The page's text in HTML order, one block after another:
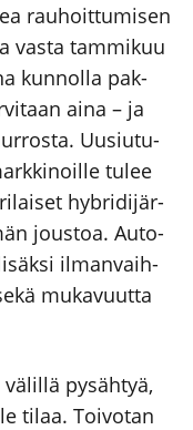
rau­hoit­tu­mi­sen
vas­ta tam­mi­kuu
kun­nol­la pak­
aina – ja
Uusiu­tu­
tulee
hybri­di­jär­
jous­toa. Auto­
ilman­vaih­
muka­vuut­ta
pysäh­tyä,
tilaa. Toi­vo­tan